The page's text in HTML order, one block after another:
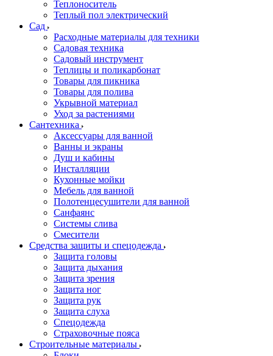
Теплоноситель
Теплый пол электрический
Сад
Расходные материалы для техники
Садовая техника
Садовый инструмент
Теплицы и поликарбонат
Товары для пикника
Товары для полива
Укрывной материал
Уход за растениями
Сантехника
Аксессуары для ванной
Ванны и экраны
Душ и кабины
Инсталляции
Кухонные мойки
Мебель для ванной
Полотенцесушители для ванной
Санфаянс
Системы слива
Смесители
Средства защиты и спецодежда
Защита головы
Защита дыхания
Защита зрения
Защита ног
Защита рук
Защита слуха
Спецодежда
Страховочные пояса
Строительные материалы